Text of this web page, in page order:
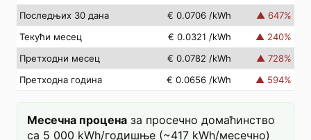
Последњих 30 дана
€ 0.0706 /kWh ▲ 647%
Текући месец
€ 0.0321 /kWh ▲ 240%
Претходни месец
€ 0.0782 /kWh ▲ 728%
Претходна година
€ 0.0656 /kWh ▲ 594%
Месечна процена за просечно домаћинство
са 5 000 kWh/годишње (~417 kWh/месечно)